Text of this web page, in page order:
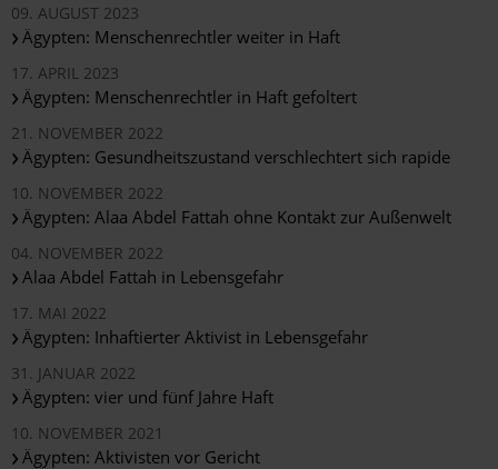
09. AUGUST 2023
Ägypten: Menschenrechtler weiter in Haft
17. APRIL 2023
Ägypten: Menschenrechtler in Haft gefoltert
21. NOVEMBER 2022
Ägypten: Gesundheitszustand verschlechtert sich rapide
10. NOVEMBER 2022
Ägypten: Alaa Abdel Fattah ohne Kontakt zur Außenwelt
04. NOVEMBER 2022
Alaa Abdel Fattah in Lebensgefahr
17. MAI 2022
Ägypten: Inhaftierter Aktivist in Lebensgefahr
31. JANUAR 2022
Ägypten: vier und fünf Jahre Haft
10. NOVEMBER 2021
Ägypten: Aktivisten vor Gericht